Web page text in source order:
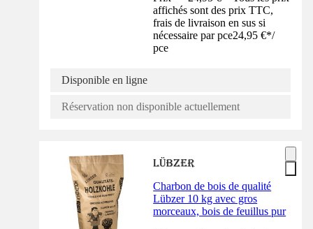
affichés sont des prix TTC,
frais de livraison en sus si
nécessaire par pce24,95 €*/
pce
Disponible en ligne
Réservation non disponible actuellement
Charbon de bois de qualité
Lübzer 10 kg avec gros
morceaux, bois de feuillus pur